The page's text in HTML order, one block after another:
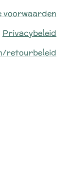
voorwaarden
Privacybeleid
retourbeleid